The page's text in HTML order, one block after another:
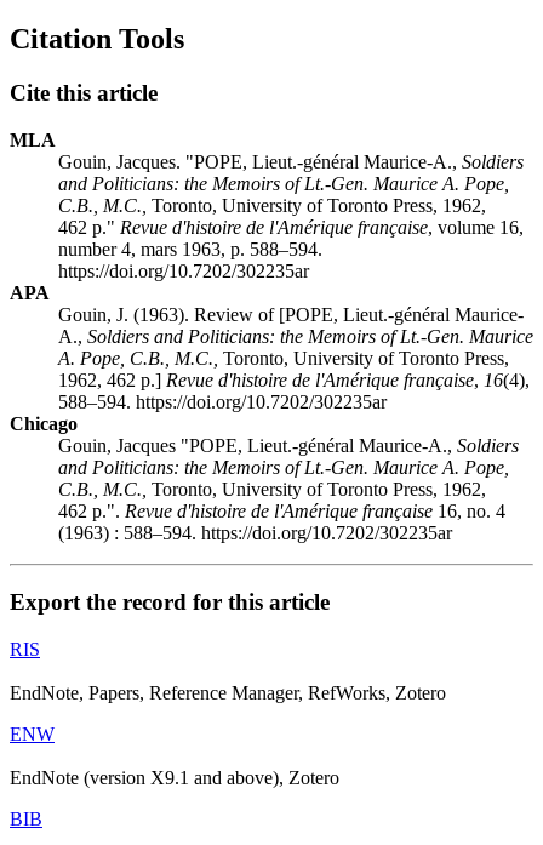
Citation Tools
Cite this article
MLA
Gouin, Jacques. "POPE, Lieut.-général Maurice-A., Soldiers
and Politicians: the Memoirs of Lt.-Gen. Maurice A. Pope,
C.B., M.C., Toronto, University of Toronto Press, 1962,
462 p." Revue d'histoire de l'Amérique française, volume 16,
number 4, mars 1963, p. 588–594.
https://doi.org/10.7202/302235ar
APA
Gouin, J. (1963). Review of [POPE, Lieut.-général Maurice-
A., Soldiers and Politicians: the Memoirs of Lt.-Gen. Maurice
A. Pope, C.B., M.C., Toronto, University of Toronto Press,
1962, 462 p.] Revue d'histoire de l'Amérique française, 16(4),
588–594. https://doi.org/10.7202/302235ar
Chicago
Gouin, Jacques "POPE, Lieut.-général Maurice-A., Soldiers
and Politicians: the Memoirs of Lt.-Gen. Maurice A. Pope,
C.B., M.C., Toronto, University of Toronto Press, 1962,
462 p.". Revue d'histoire de l'Amérique française 16, no. 4
(1963) : 588–594. https://doi.org/10.7202/302235ar
Export the record for this article
RIS
EndNote, Papers, Reference Manager, RefWorks, Zotero
ENW
EndNote (version X9.1 and above), Zotero
BIB